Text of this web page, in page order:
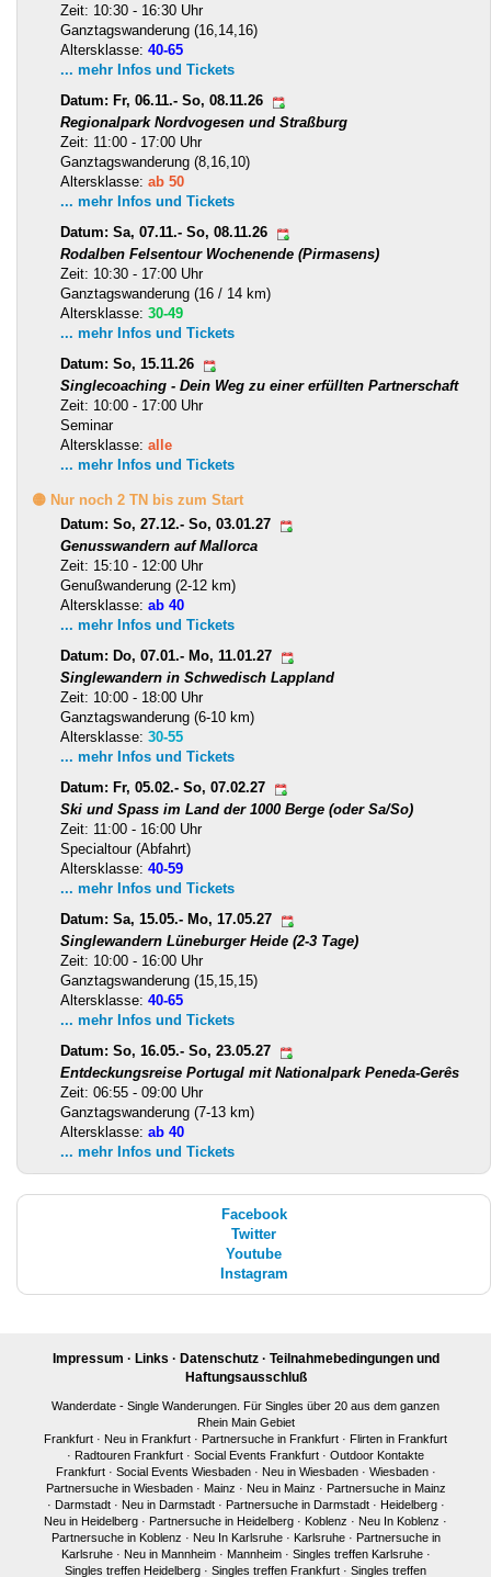
Zeit: 10:30 - 16:30 Uhr
Ganztagswanderung (16,14,16)
Altersklasse: 40-65
... mehr Infos und Tickets
Datum: Fr, 06.11.- So, 08.11.26
Regionalpark Nordvogesen und Straßburg
Zeit: 11:00 - 17:00 Uhr
Ganztagswanderung (8,16,10)
Altersklasse: ab 50
... mehr Infos und Tickets
Datum: Sa, 07.11.- So, 08.11.26
Rodalben Felsentour Wochenende (Pirmasens)
Zeit: 10:30 - 17:00 Uhr
Ganztagswanderung (16 / 14 km)
Altersklasse: 30-49
... mehr Infos und Tickets
Datum: So, 15.11.26
Singlecoaching - Dein Weg zu einer erfüllten Partnerschaft
Zeit: 10:00 - 17:00 Uhr
Seminar
Altersklasse: alle
... mehr Infos und Tickets
🟡 Nur noch 2 TN bis zum Start
Datum: So, 27.12.- So, 03.01.27
Genusswandern auf Mallorca
Zeit: 15:10 - 12:00 Uhr
Genußwanderung (2-12 km)
Altersklasse: ab 40
... mehr Infos und Tickets
Datum: Do, 07.01.- Mo, 11.01.27
Singlewandern in Schwedisch Lappland
Zeit: 10:00 - 18:00 Uhr
Ganztagswanderung (6-10 km)
Altersklasse: 30-55
... mehr Infos und Tickets
Datum: Fr, 05.02.- So, 07.02.27
Ski und Spass im Land der 1000 Berge (oder Sa/So)
Zeit: 11:00 - 16:00 Uhr
Specialtour (Abfahrt)
Altersklasse: 40-59
... mehr Infos und Tickets
Datum: Sa, 15.05.- Mo, 17.05.27
Singlewandern Lüneburger Heide (2-3 Tage)
Zeit: 10:00 - 16:00 Uhr
Ganztagswanderung (15,15,15)
Altersklasse: 40-65
... mehr Infos und Tickets
Datum: So, 16.05.- So, 23.05.27
Entdeckungsreise Portugal mit Nationalpark Peneda-Gerês
Zeit: 06:55 - 09:00 Uhr
Ganztagswanderung (7-13 km)
Altersklasse: ab 40
... mehr Infos und Tickets
Facebook
Twitter
Youtube
Instagram
Impressum · Links · Datenschutz· Teilnahmebedingungen und
Haftungsausschluß
Wanderdate - Single Wanderungen. Für Singles über 20 aus dem ganzen
Rhein Main Gebiet
Frankfurt · Neu in Frankfurt · Partnersuche in Frankfurt · Flirten in Frankfurt
· Radtouren Frankfurt · Social Events Frankfurt · Outdoor Kontakte
Frankfurt· Social Events Wiesbaden· Neu in Wiesbaden· Wiesbaden·
Partnersuche in Wiesbaden· Mainz · Neu in Mainz · Partnersuche in Mainz
· Darmstadt· Neu in Darmstadt· Partnersuche in Darmstadt· Heidelberg·
Neu in Heidelberg · Partnersuche in Heidelberg · Koblenz · Neu In Koblenz ·
Partnersuche in Koblenz · Neu In Karlsruhe· Karlsruhe· Partnersuche in
Karlsruhe· Neu in Mannheim· Mannheim· Singles treffen Karlsruhe·
Singles treffen Heidelberg · Singles treffen Frankfurt · Singles treffen